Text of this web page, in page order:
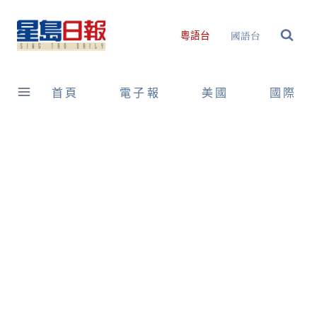
content
粵語台 國語台
首頁 電子報 美國 國際